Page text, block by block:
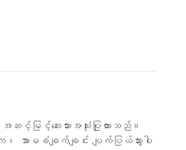
င့်ဆေးသားအသုံးပြုထားသည်။
ခံချက်ချင်း ပျက်ပြယ်သွားပါ